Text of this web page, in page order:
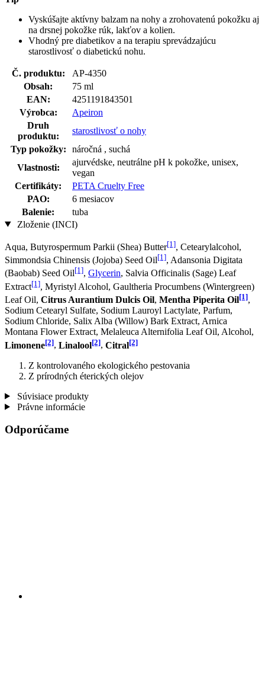
Vyskúšajte aktívny balzam na nohy a zrohovatenú pokožku aj
na drsnej pokožke rúk, lakťov a kolien.
Vhodný pre diabetikov a na terapiu sprevádzajúcu
starostlivosť o diabetickú nohu.
Č. produktu:
AP-4350
Obsah:
75 ml
EAN:
4251191843501
Výrobca:
Apeiron
Druh
produktu:
starostlivosť o nohy
Typ pokožky:
náročná , suchá
Vlastnosti:
ajurvédske, neutrálne pH k pokožke, unisex,
vegan
Certifikáty:
PETA Cruelty Free
PAO:
6 mesiacov
Balenie:
tuba
Zloženie (INCI)
Aqua, Butyrospermum Parkii (Shea) Butter[1], Cetearylalcohol,
Simmondsia Chinensis (Jojoba) Seed Oil[1], Adansonia Digitata
(Baobab) Seed Oil[1], Glycerin, Salvia Officinalis (Sage) Leaf
Extract[1], Myristyl Alcohol, Gaultheria Procumbens (Wintergreen)
Leaf Oil, Citrus Aurantium Dulcis Oil, Mentha Piperita Oil[1],
Sodium Cetearyl Sulfate, Sodium Lauroyl Lactylate, Parfum,
Sodium Chloride, Salix Alba (Willow) Bark Extract, Arnica
Montana Flower Extract, Melaleuca Alternifolia Leaf Oil, Alcohol,
Limonene[2], Linalool[2], Citral[2]
Z kontrolovaného ekologického pestovania
Z prírodných éterických olejov
Súvisiace produkty
Právne informácie
Odporúčame